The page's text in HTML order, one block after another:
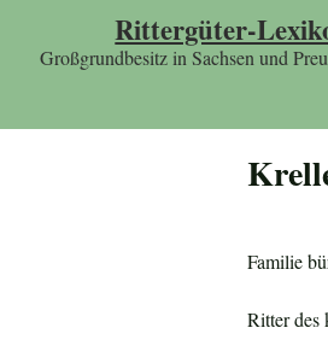
Rittergüter-
Großgrundbesitz in Sachsen und
Familie
Ritter